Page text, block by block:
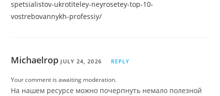
spetsialistov-ukrotiteley-neyrosetey-top-10-
vostrebovannykh-professiy/
Michaelrop JULY 24, 2026 REPLY
Your comment is awaiting moderation.
На нашем ресурсе можно почерпнуть немало полезной